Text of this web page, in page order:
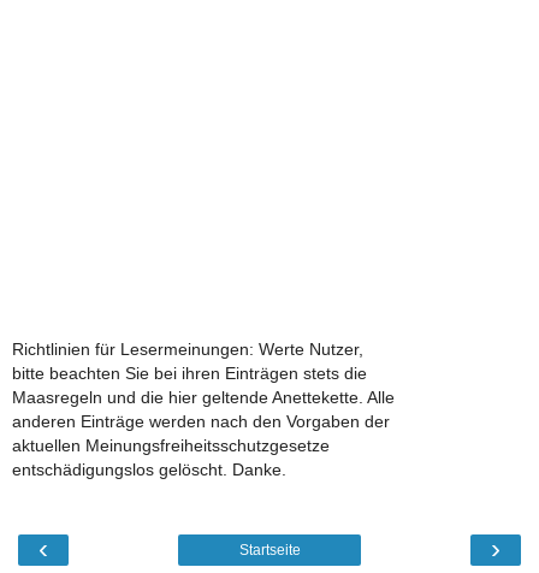
Richtlinien für Lesermeinungen: Werte Nutzer,
bitte beachten Sie bei ihren Einträgen stets die
Maasregeln und die hier geltende Anettekette. Alle
anderen Einträge werden nach den Vorgaben der
aktuellen Meinungsfreiheitsschutzgesetze
entschädigungslos gelöscht. Danke.
‹ ›
Startseite